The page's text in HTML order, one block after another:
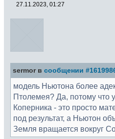
27.11.2023, 01:27
sermor в сообщении
модель Ньютона более
Птолемея? Да, потому что
Коперника - это просто
под результат, а Ньютон
Земля вращается вокруг